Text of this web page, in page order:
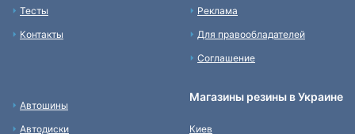
Тесты
Контакты
Реклама
Для правообладателей
Соглашение
Автошины
Автодиски
Магазины резины в Украине
Киев